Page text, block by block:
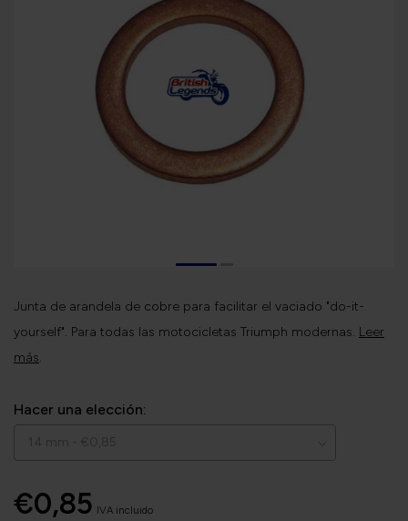
Junta de arandela de cobre para facilitar el vaciado "do-it-
yourself". Para todas las motocicletas Triumph modernas. Leer
más.
Hacer una elección:
€0,85 IVA incluido